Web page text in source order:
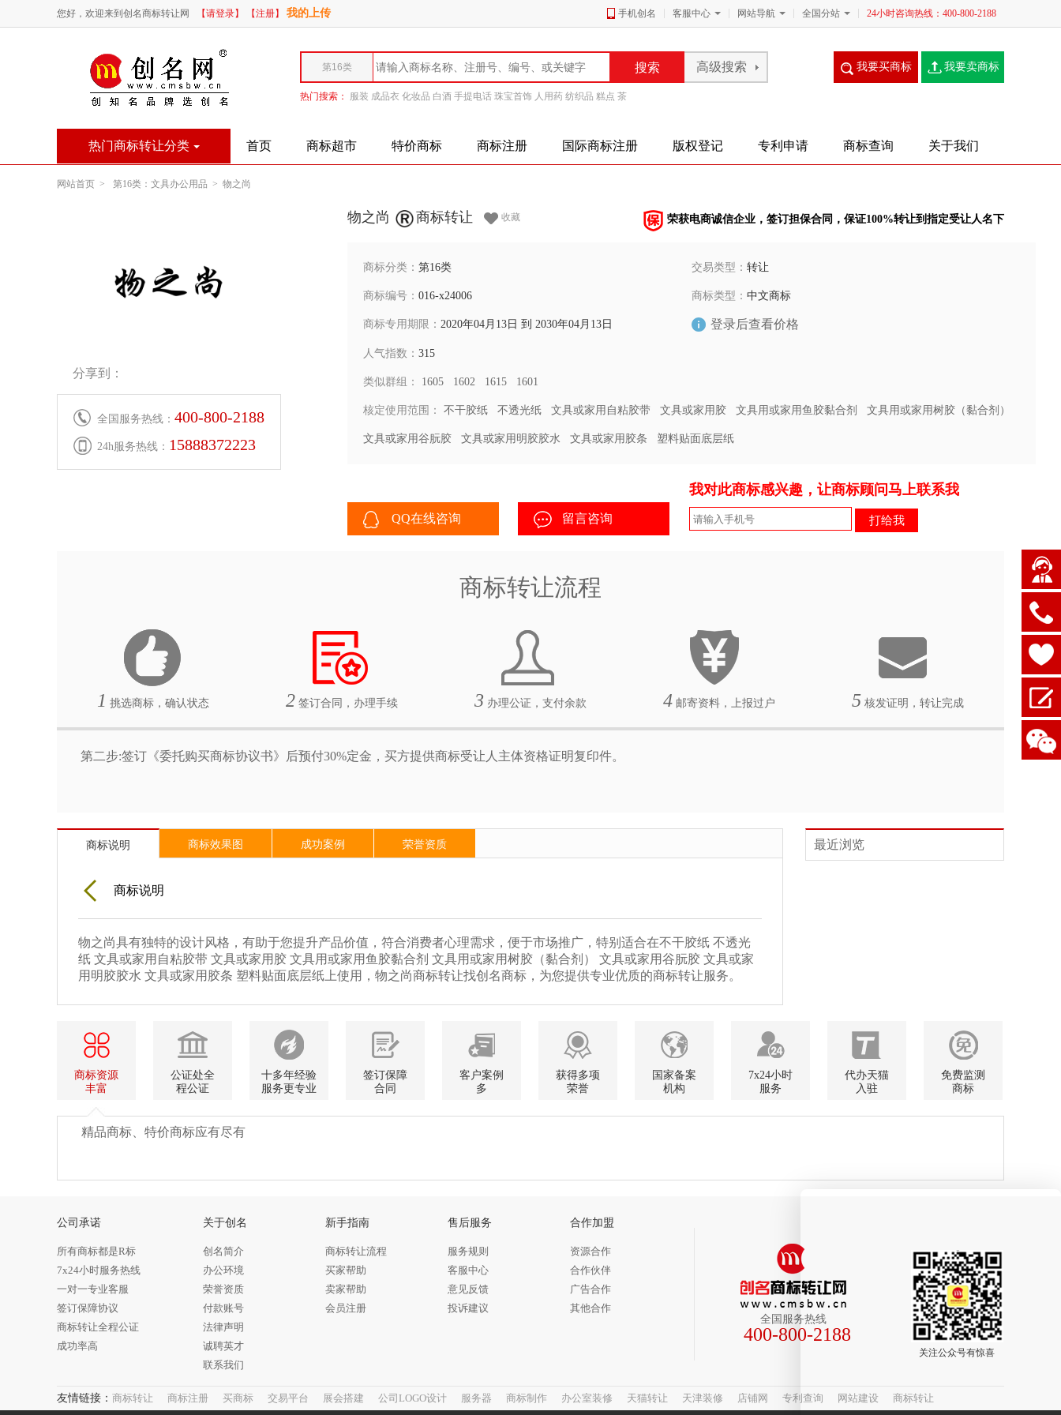
您好，欢迎来到创名商标转让网 【请登录】 【注册】 我的上传 手机创名 客服中心 网站导航 全国分站 24小时咨询热线：400-800-2188
热门搜索： 服装 成品衣 化妆品 白酒 手提电话 珠宝首饰 人用药 纺织品 糕点 茶
我要买商标 我要卖商标
热门商标转让分类 首页 商标超市 特价商标 商标注册 国际商标注册 版权登记 专利申请 商标查询 关于我们
网站首页 > 第16类：文具办公用品 > 物之尚
分享到：
全国服务热线： 400-800-2188
24h服务热线： 15888372223
物之尚 商标转让 荣获电商诚信企业，签订担保合同，保证100%转让到指定受让人名下
收藏
商标分类： 第16类 交易类型： 转让
商标编号： 016-x24006 商标类型： 中文商标
登录后查看价格
商标专用期限： 2020年04月13日 到 2030年04月13日
人气指数： 315
类似群组： 1605 1602 1615 1601
核定使用范围： 不干胶纸 不透光纸 文具或家用自粘胶带 文具或家用胶 文具用或家用鱼胶黏合剂 文具用或家用树胶（黏合剂）
文具或家用谷朊胶 文具或家用明胶胶水 文具或家用胶条 塑料贴面底层纸
QQ在线咨询 留言咨询
我对此商标感兴趣，让商标顾问马上联系我
商标转让流程
1 挑选商标，确认状态 2 签订合同，办理手续 3 办理公证，支付余款 4 邮寄资料，上报过户 5 核发证明，转让完成
第二步:签订《委托购买商标协议书》后预付30%定金，买方提供商标受让人主体资格证明复印件。
商标说明 商标效果图 成功案例 荣誉资质
商标说明
物之尚具有独特的设计风格，有助于您提升产品价值，符合消费者心理需求，便于市场推广，特别适合在不干胶纸 不透光
纸 文具或家用自粘胶带 文具或家用胶 文具用或家用鱼胶黏合剂 文具用或家用树胶（黏合剂） 文具或家用谷朊胶 文具或家
用明胶胶水 文具或家用胶条 塑料贴面底层纸上使用，物之尚商标转让找创名商标，为您提供专业优质的商标转让服务。
最近浏览
商标资源
丰富
公证处全
程公证
十多年经验
服务更专业
签订保障
合同
客户案例
多
获得多项
荣誉
国家备案
机构
7x24小时
服务
代办天猫
入驻
免费监测
商标
精品商标、特价商标应有尽有
公司承诺
所有商标都是R标
7x24小时服务热线
一对一专业客服
签订保障协议
商标转让全程公证
成功率高
关于创名
创名简介
办公环境
荣誉资质
付款账号
法律声明
诚聘英才
联系我们
新手指南
商标转让流程
买家帮助
卖家帮助
会员注册
售后服务
服务规则
客服中心
意见反馈
投诉建议
合作加盟
资源合作
合作伙伴
广告合作
其他合作
全国服务热线
400-800-2188
关注公众号有惊喜
友情链接： 商标转让 商标注册 买商标 交易平台 展会搭建 公司LOGO设计 服务器 商标制作 办公室装修 天猫转让 天津装修 店铺网 专利查询 网站建设 商标转让